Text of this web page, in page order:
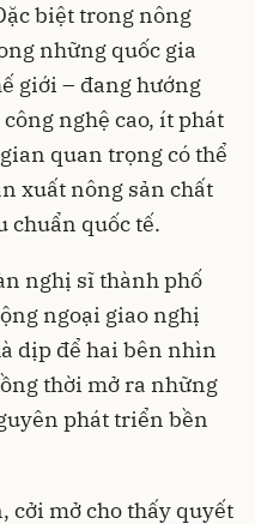
biệt trong nông
những quốc gia
giới – đang hướng
nghệ cao, ít phát
quan trọng có thể
xuất nông sản chất
chuẩn quốc tế.
nghị sĩ thành phố
ngoại giao nghị
dịp để hai bên nhìn
thời mở ra những
phát triển bền
cởi mở cho thấy quyết